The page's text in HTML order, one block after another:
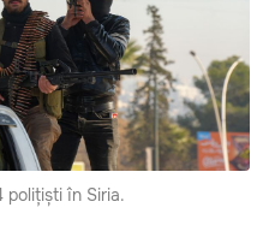
polițiști în Siria.